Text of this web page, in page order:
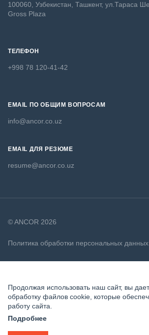
ОТКЛИКНУТЬСЯ
100060, Узбекистан, Ташкент, ул.Тараса
Gross Plaza
ТЕЛЕФОН
+998 78 120-41-42
EMAIL ПО ОБЩИМ ВОПРОСАМ
info@ancor.co.uz
EMAIL ДЛЯ РЕЗЮМЕ
resume@ancor.co.uz
© ANCOR 2026
Политика обработки персональных данных
Продолжая использовать наш сайт, вы
обработку файлов cookie, которые
работу сайта.
Подробнее